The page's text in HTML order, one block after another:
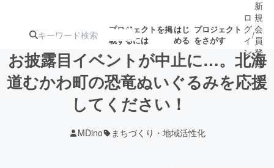
プロジェクトを掲
載するには
はじ
める
プロジェクト
をさがす
注目のリ
注目の新着プロ
ジェクト
募集終了が近いプ
ロ
グ
イ
ン
/
新
規
会
員
登
録
お披露目イベントが中止に…。北海
道むかわ町の恐竜ぬいぐるみを応援
してください！
MDino まちづくり・地域活性化